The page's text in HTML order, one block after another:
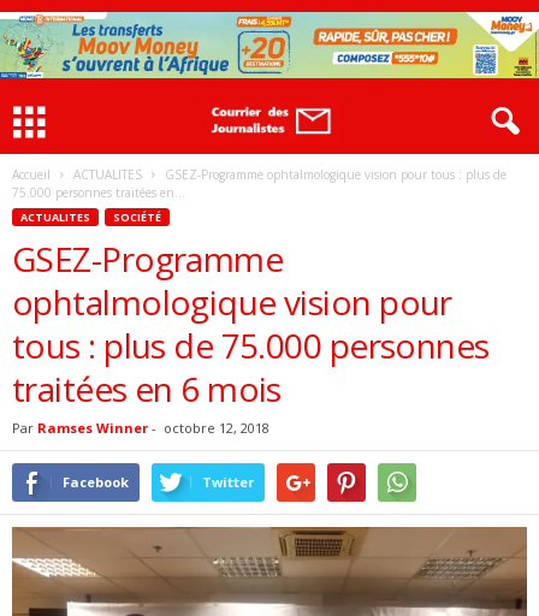
Accueil ACTUALITES
GSEZ-Programme ophtalmologique vision pour tous : plus de
75.000 personnes traitées en...
ACTUALITES SOCIÉTÉ
GSEZ-Programme
ophtalmologique vision pour
tous : plus de 75.000 personnes
traitées en 6 mois
Par Ramses Winner - octobre 12, 2018
Facebook Twitter